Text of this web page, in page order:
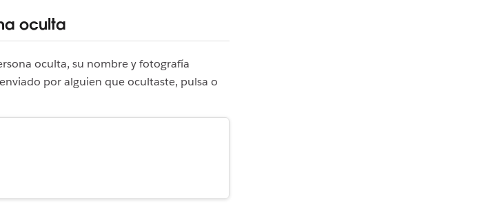
oculta
oculta, su nombre y fotografía
por alguien que ocultaste, pulsa o